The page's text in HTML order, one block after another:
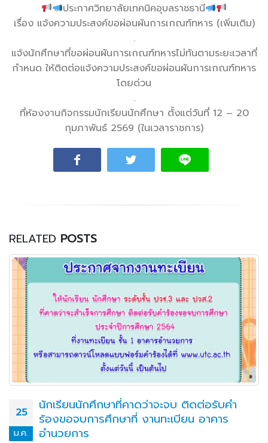
ประ
เกณ
(เพิ่
ประกาศวิทยาลัยเทคนิคอุบลราชธานี
เรื่อง แจ้งความประสงค์ขอผ่อนผันการเกณฑ์ทหาร (เพิ่มเติม)
.
แจ้งนักศึกษาที่ขอผ่อนผันการเกณฑ์ทหารไม่ทันตามระยะเวลาที่
กำหนด ให้ติดต่อแจ้งความประสงค์ขอผ่อนผันการเกณฑ์ทหาร
โดยด่วน
.
ที่ห้องงานกิจกรรมนักเรียนนักศึกษา ตั้งแต่วันที่ 12 – 20
กุมภาพันธ์ 2569 (ในเวลาราชการ)
RELATED POSTS
25
ม.ค.
นักเรียนนักศึกษาที่คาดว่าจะจบ ติดต่อรับคำ
ร้องขอจบการศึกษาที่ งานทะเบียน อาคาร
อำนวยการ